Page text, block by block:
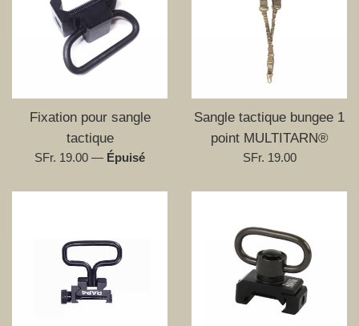
Fixation pour sangle
tactique
Prix
SFr. 19.00 — Épuisé
Sangle tactique bungee 1
point MULTITARN®
Prix
SFr. 19.00